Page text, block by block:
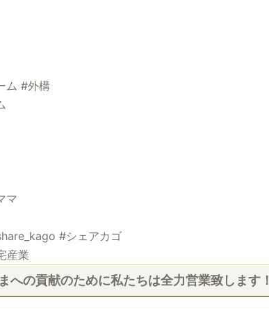
ム #外構
マ
#シェアカゴ
産業
への貢献のために私たちは全力営業致します！